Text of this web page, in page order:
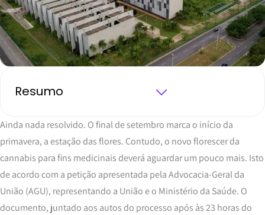
Resumo
Ainda nada resolvido. O final de setembro marca o início da
primavera, a estação das flores. Contudo, o novo florescer da
cannabis para fins medicinais deverá aguardar um pouco mais. Isto
de acordo com a petição apresentada pela Advocacia-Geral da
União (AGU), representando a União e o Ministério da Saúde. O
documento, juntado aos autos do processo após às 23 horas do